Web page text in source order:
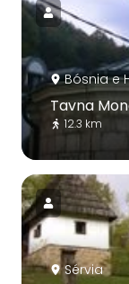
Bósnia e
Tavna
12.3 km
Sérvia